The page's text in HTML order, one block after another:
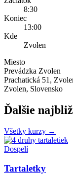
8:30
Koniec
13:00
Kde
Zvolen
Miesto
Prevádzka Zvolen
Prachatická 51,
Zvolen, Slovensko
Ďalšie
Všetky kurzy →
Dospelí
Tartaletky